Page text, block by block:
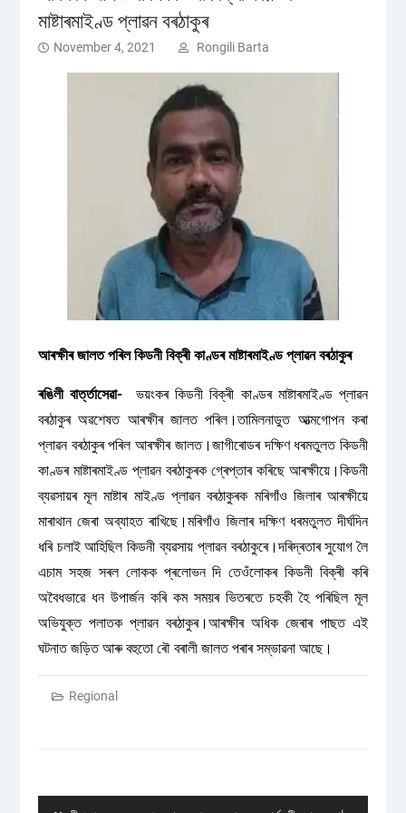
মাষ্টাৰমাইণ্ড প্লাৱন বৰঠাকুৰ
November 4, 2021 Rongili Barta
আৰক্ষীৰ জালত পৰিল কিডনী বিক্ৰী কাণ্ডৰ মাষ্টাৰমাইণ্ড প্লাৱন বৰঠাকুৰ
ৰঙিলী বাৰ্ত্তাসেৱা-
ভয়ংকৰ কিডনী বিক্ৰী কাণ্ডৰ মাষ্টাৰমাইণ্ড প্লাৱন
বৰঠাকুৰ অৱশেষত আৰক্ষীৰ জালত পৰিল।তামিলনাডুত আত্মগোপন কৰা
প্লাৱন বৰঠাকুৰ পৰিল আৰক্ষীৰ জালত।জাগীৰোডৰ দক্ষিণ ধৰমতুলত কিডনী
কাণ্ডৰ মাষ্টাৰমাইণ্ড প্লাৱন বৰঠাকুৰক গ্ৰেপ্তাৰ কৰিছে আৰক্ষীয়ে।কিডনী
ব্যৱসায়ৰ মূল মাষ্টাৰ মাইণ্ড প্লাৱন বৰঠাকুৰক মৰিগাঁও জিলাৰ আৰক্ষীয়ে
মাৰাথান জেৰা অব্যাহত ৰাখিছে।মৰিগাঁও জিলাৰ দক্ষিণ ধৰমতুলত দীৰ্ঘদিন
ধৰি চলাই আহিছিল কিডনী ব্যৱসায় প্লাৱন বৰঠাকুৰে।দৰিদ্ৰতাৰ সুযোগ লৈ
এচাম সহজ সৰল লোকক প্ৰলোভন দি তেওঁলোকৰ কিডনী বিক্ৰী কৰি
অবৈধভাৱে ধন উপাৰ্জন কৰি কম সময়ৰ ভিতৰতে চহকী হৈ পৰিছিল মূল
অভিযুক্ত পলাতক প্লাৱন বৰঠাকুৰ।আৰক্ষীৰ অধিক জেৰাৰ পাছত এই
ঘটনাত জড়িত আৰু বহুতো ৰৌ বৰালী জালত পৰাৰ সম্ভাৱনা আছে।
Regional